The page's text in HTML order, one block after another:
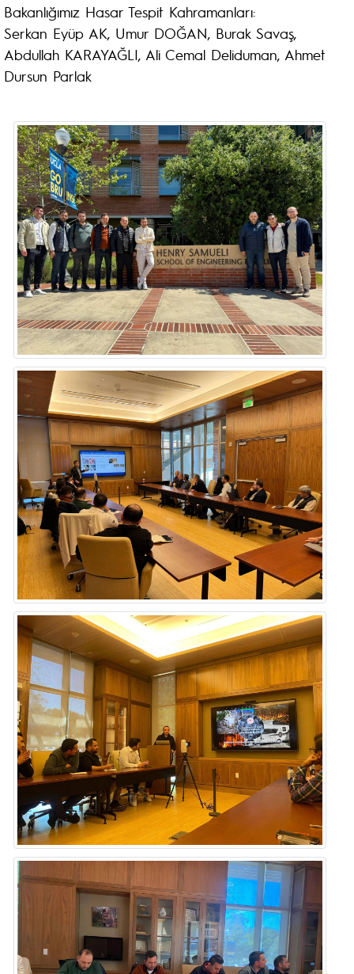
Bakanlığımız Hasar Tespit Kahramanları:
Serkan Eyüp AK, Umur DOĞAN, Burak Savaş,
Abdullah KARAYAĞLI, Ali Cemal Deliduman, Ahmet
Dursun Parlak